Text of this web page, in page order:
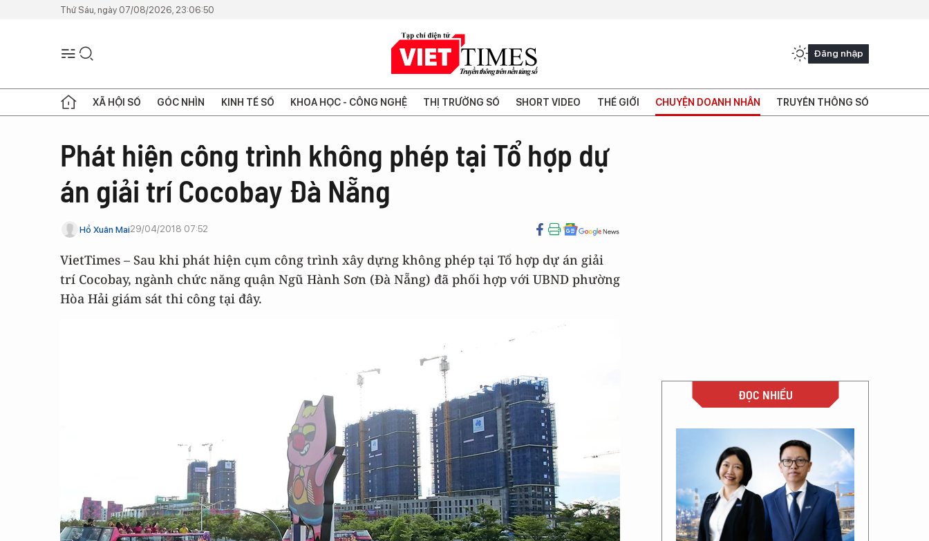
Thứ Sáu, ngày 07/08/2026, 23:06:50
Đăng nhập
XÃ HỘI SỐ GÓC NHÌN KINH TẾ SỐ KHOA HỌC - CÔNG NGHỆ THỊ TRƯỜNG SỐ SHORT VIDEO THẾ GIỚI CHUYỆN DOANH NHÂN TRUYỀN THÔNG SỐ
Phát hiện công trình không phép tại Tổ hợp dự
án giải trí Cocobay Đà Nẵng
Hồ Xuân Mai29/04/2018 07:52
VietTimes – Sau khi phát hiện cụm công trình xây dựng không phép tại Tổ hợp dự án giải
trí Cocobay, ngành chức năng quận Ngũ Hành Sơn (Đà Nẵng) đã phối hợp với UBND phường
Hòa Hải giám sát thi công tại đây.
ĐỌC NHIỀU